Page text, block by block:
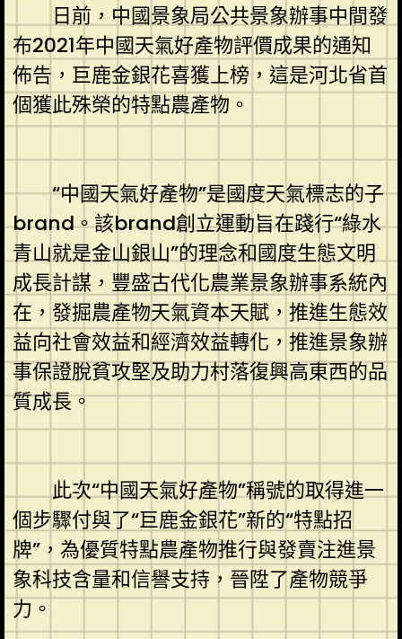
日前，中國景象局公共景象辦事中間發
布2021年中國天氣好產物評價成果的通知
佈告，巨鹿金銀花喜獲上榜，這是河北省首
個獲此殊榮的特點農產物。
“中國天氣好產物”是國度天氣標志的子
brand。該brand創立運動旨在踐行“綠水
青山就是金山銀山”的理念和國度生態文明
成長計謀，豐盛古代化農業景象辦事系統內
在，發掘農產物天氣資本天賦，推進生態效
益向社會效益和經濟效益轉化，推進景象辦
事保證脫貧攻堅及助力村落復興高東西的品
質成長。
此次“中國天氣好產物”稱號的取得進一
個步驟付與了“巨鹿金銀花”新的“特點招
牌”，為優質特點農產物推行與發賣注進景
象科技含量和信譽支持，晉陞了產物競爭
力。